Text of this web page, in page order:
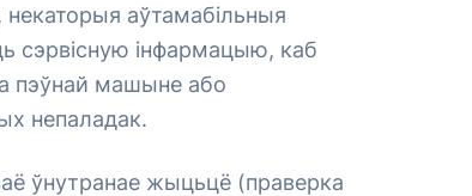
некаторыя аўтамабільныя
сэрвісную інфармацыю, каб
пэўнай машыне або
непаладак.
ўнутранае жыцьцё (праверка